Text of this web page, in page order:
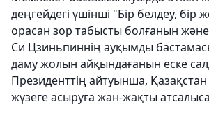
деңгейдегі үшінші "Бір белдеу,
орасан зор табысты болғанын
Си Цзиньпиннің ауқымды
даму жолын айқындағанын еске
Президенттің айтуынша,
жүзеге асыруға жан-жақты